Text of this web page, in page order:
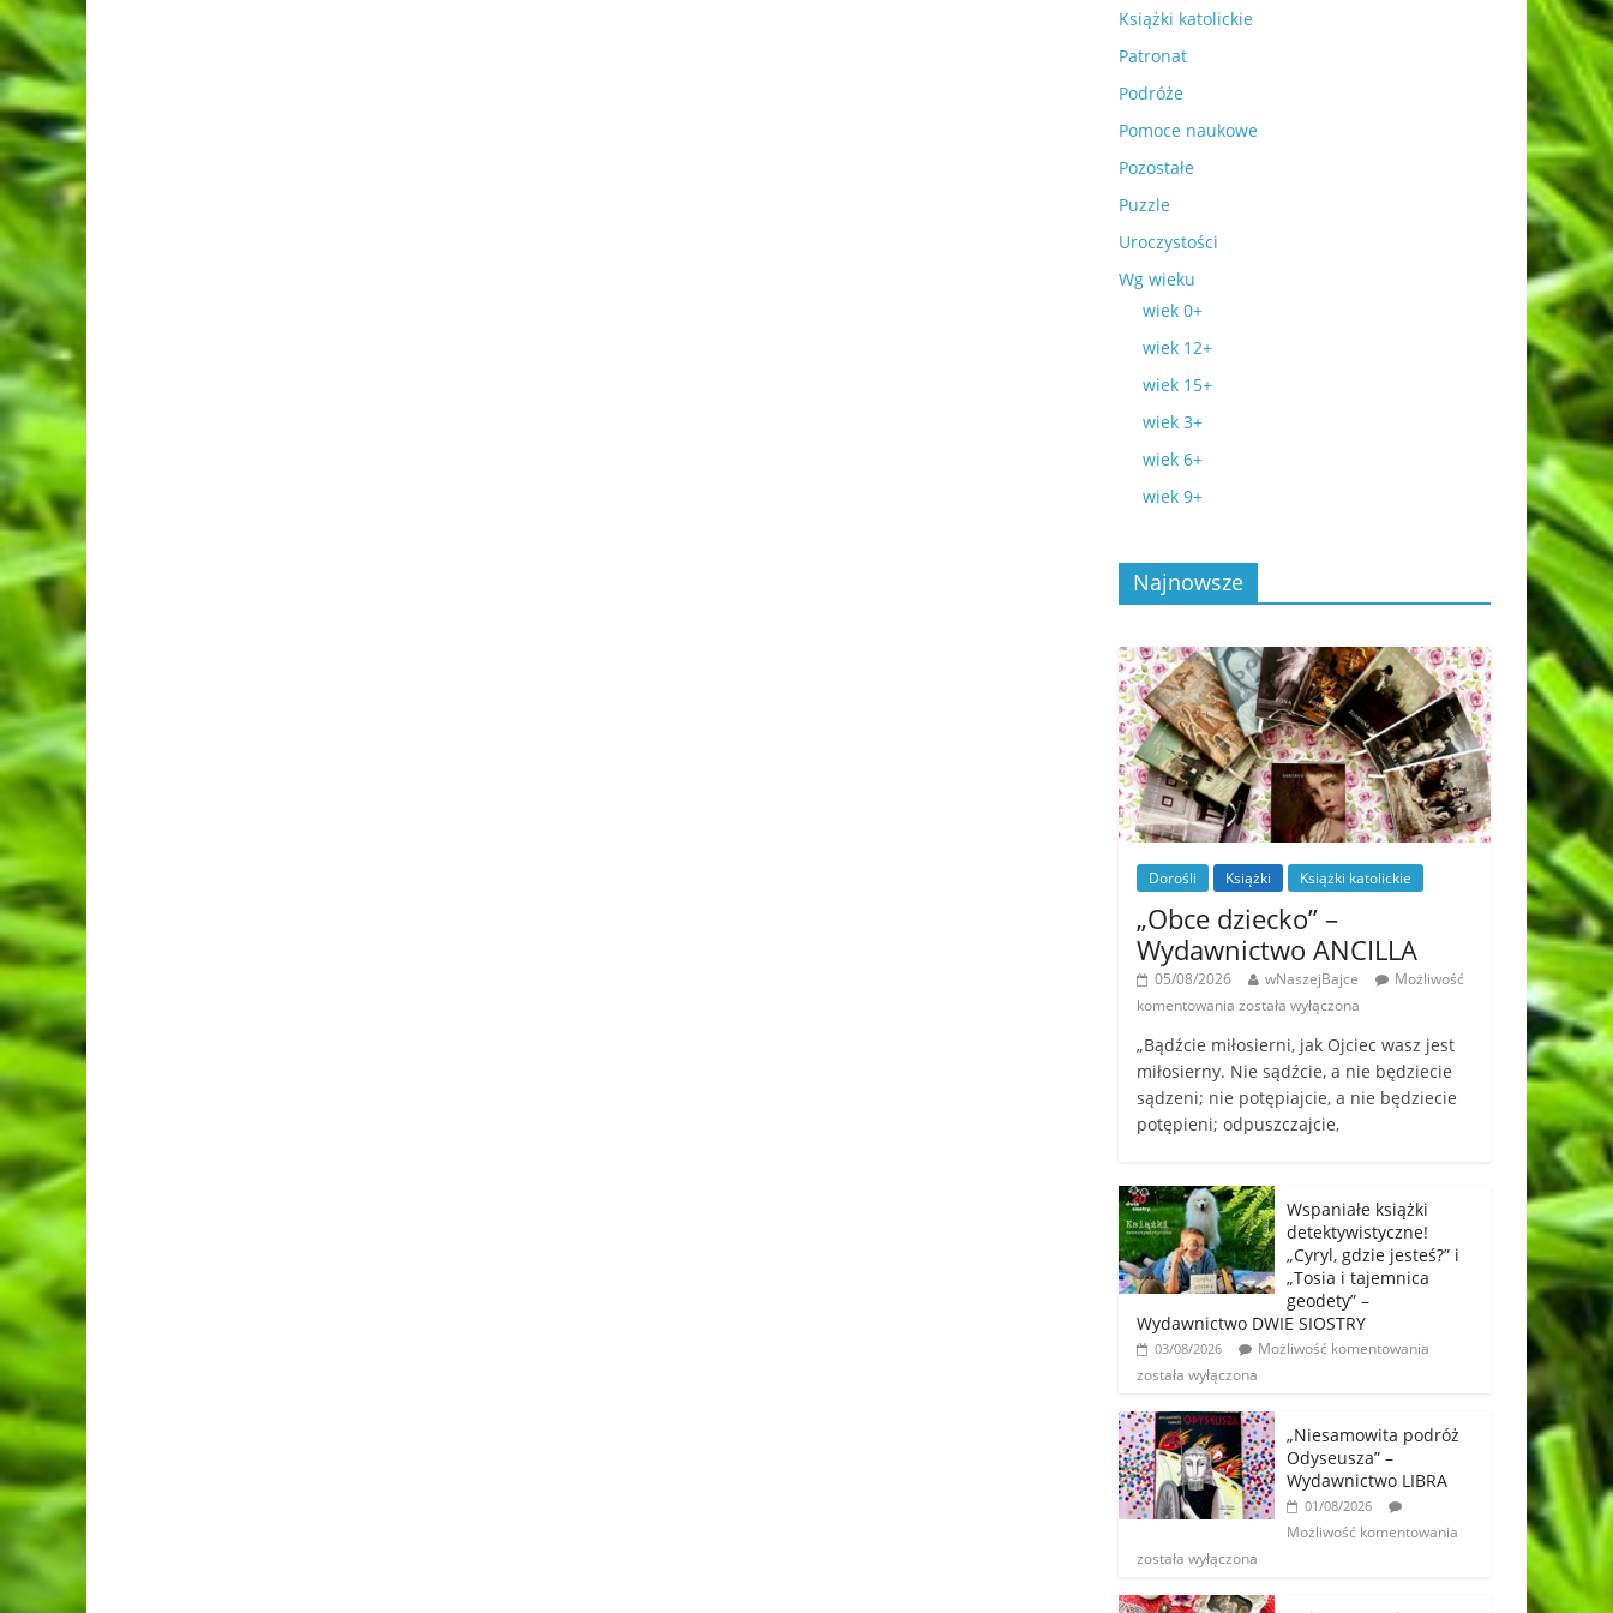
Książki katolickie
Patronat
Podróże
Pomoce naukowe
Pozostałe
Puzzle
Uroczystości
Wg wieku
wiek 0+
wiek 12+
wiek 15+
wiek 3+
wiek 6+
wiek 9+
Najnowsze
Dorośli Książki Książki katolickie
„Obce dziecko” –
Wydawnictwo ANCILLA
05/08/2026 wNaszejBajce
Możliwość
komentowania została wyłączona
„Bądźcie miłosierni, jak Ojciec wasz jest
miłosierny. Nie sądźcie, a nie będziecie
sądzeni; nie potępiajcie, a nie będziecie
potępieni; odpuszczajcie,
Wspaniałe książki
detektywistyczne!
„Cyryl, gdzie jesteś?” i
„Tosia i tajemnica
geodety” –
Wydawnictwo DWIE SIOSTRY
03/08/2026
Możliwość komentowania
została wyłączona
„Niesamowita podróż
Odyseusza” –
Wydawnictwo LIBRA
01/08/2026
Możliwość komentowania
została wyłączona